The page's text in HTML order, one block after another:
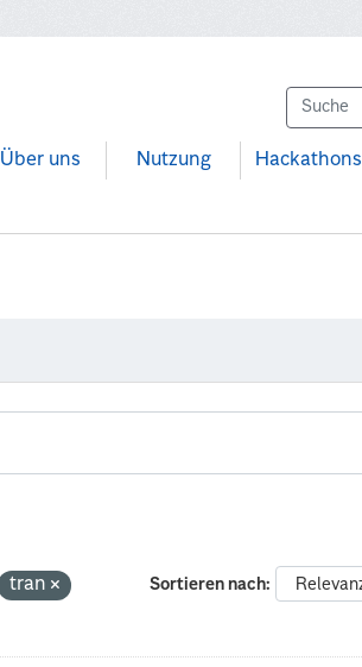
Über uns Nutzung Hackathons
Sortieren nach
tran